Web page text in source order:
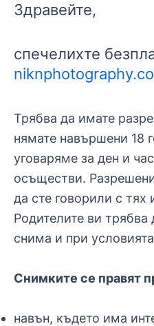
Здравейте,
спечелихте
Трябва да имате
нямате навършени 18
уговаряме за ден и
осъществи.
да сте говорили с тях
Родителите ви
снима и при
Снимките се правят
навън, където има